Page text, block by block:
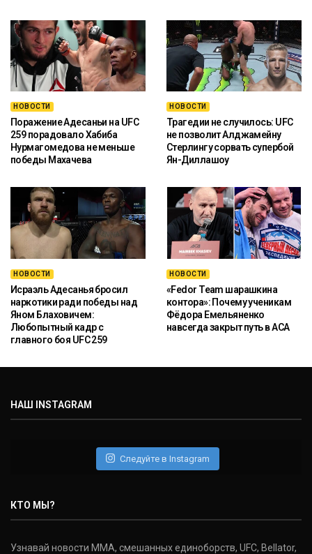
НОВОСТИ
Поражение Адесаньи на UFC
259 порадовало Хабиба
Нурмагомедова не меньше
победы Махачева
НОВОСТИ
Трагедии не случилось: UFC
не позволит Алджамейну
Стерлингу сорвать супербой
Ян-Диллашоу
НОВОСТИ
Исраэль Адесанья бросил
наркотики ради победы над
Яном Блаховичем:
Любопытный кадр с
главного боя UFC 259
НОВОСТИ
«Fedor Team шарашкина
контора»: Почему ученикам
Фёдора Емельяненко
навсегда закрыт путь в ACA
НАШ INSTAGRAM
Следуйте в Instagram
КТО МЫ?
Узнавай новости ММА, смешанных единоборств, UFC, Bellator,